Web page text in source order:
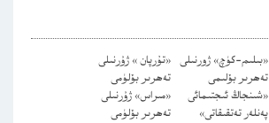
«بىلىم-كۈچ» ژورنىلى
تەھرىر بۆلىمى
«تۇرپان » ژۇرنىلى
تەھرىر بۆلۈمى
«شىنجاڭ ئىجتىمائى
پەنلەر تەتقىقاتى»
«مىراس» ژۇرنىلى
تەھرىر بۆلۈمى